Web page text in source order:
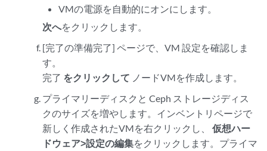
VMの電源を自動的にオンにします。
次へをクリックします。
[完了の準備完了] ページで、VM 設定を確認しま
す。
完了 をクリックして ノードVMを作成します。
プライマリーディスクと Ceph ストレージディス
クのサイズを増やします。インベントリページで
新しく作成されたVMを右クリックし、 仮想ハー
ドウェア>設定の編集をクリックします。プライマ